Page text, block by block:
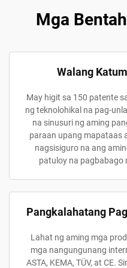
Mga
Walang
May higit sa 150 patente
ng teknolohikal na pag-
na sinusuri ng aming
paraan upang mapataas
nagsisiguro na ang
patuloy na pagbabago
Pangkalahatang
Lahat ng aming mga
mga nangungunang
ASTA, KEMA, TÜV, at CE.